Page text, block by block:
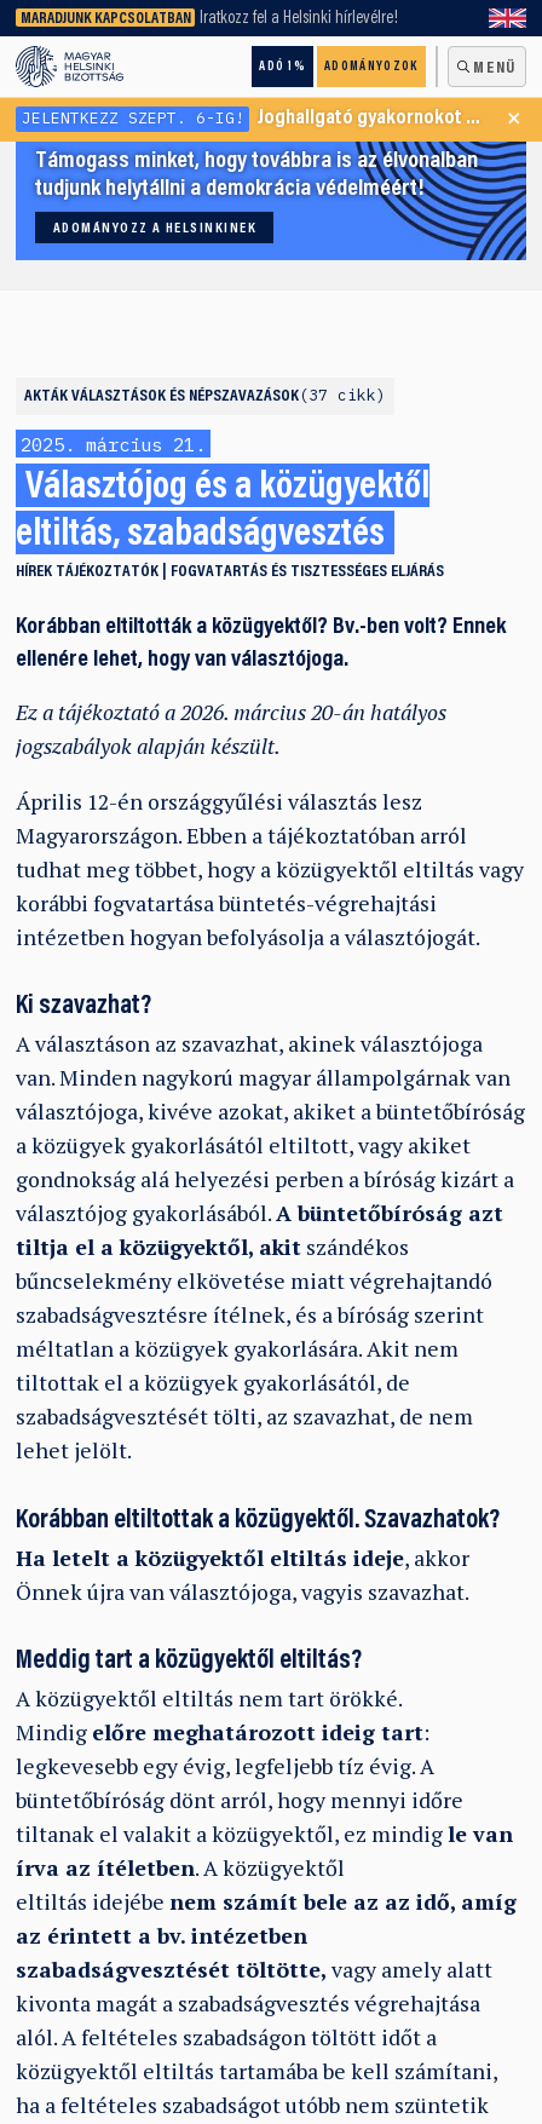
MARADJUNK KAPCSOLATBAN Iratkozz fel a Helsinki hírlevélre!
ADÓ 1% ADOMÁNYOZOK MENÜ
keresőnket!
JELENTKEZZ SZEPT. 6-IG! Joghallgató gyakornokot keresünk Menekültügyi Programunkba ×
Támogass minket, hogy továbbra is az élvonalban
tudjunk helytállni a demokrácia védelméért!
ADOMÁNYOZZ A HELSINKINEK
AKTÁK VÁLASZTÁSOK ÉS NÉPSZAVAZÁSOK 37 cikk
2025. március 21.
Választójog és a közügyektől
eltiltás, szabadságvesztés
HÍREK TÁJÉKOZTATÓK FOGVATARTÁS ÉS TISZTESSÉGES ELJÁRÁS
Korábban eltiltották a közügyektől? Bv.-ben volt? Ennek
ellenére lehet, hogy van választójoga.
Ez a tájékoztató a 2026. március 20-án hatályos
jogszabályok alapján készült.
Április 12-én országgyűlési választás lesz
Magyarországon. Ebben a tájékoztatóban arról
tudhat meg többet, hogy a közügyektől eltiltás vagy
korábbi fogvatartása büntetés-végrehajtási
intézetben hogyan befolyásolja a választójogát.
Ki szavazhat?
A választáson az szavazhat, akinek választójoga
van. Minden nagykorú magyar állampolgárnak van
választójoga, kivéve azokat, akiket a büntetőbíróság
a közügyek gyakorlásától eltiltott, vagy akiket
gondnokság alá helyezési perben a bíróság kizárt a
választójog gyakorlásából.A büntetőbíróság azt
tiltja el a közügyektől, akit szándékos
bűncselekmény elkövetése miatt végrehajtandó
szabadságvesztésre ítélnek, és a bíróság szerint
méltatlan a közügyek gyakorlására. Akit nem
tiltottak el a közügyek gyakorlásától, de
szabadságvesztését tölti, az szavazhat, de nem
lehet jelölt.
Korábban eltiltottak a közügyektől. Szavazhatok?
Ha letelt a közügyektől eltiltás ideje, akkor
Önnek újra van választójoga, vagyis szavazhat.
Meddig tart a közügyektől eltiltás?
A közügyektől eltiltás nem tart örökké.
Mindig előre meghatározott ideig tart:
legkevesebb egy évig, legfeljebb tíz évig. A
büntetőbíróság dönt arról, hogy mennyi időre
tiltanak el valakit a közügyektől, ez mindigle van
írva az ítéletben. A közügyektől
eltiltás idejébenem számít bele az az idő, amíg
az érintett a bv. intézetben
szabadságvesztését töltötte, vagy amely alatt
kivonta magát a szabadságvesztés végrehajtása
alól. A feltételes szabadságon töltött időt a
közügyektől eltiltás tartamába be kell számítani,
ha a feltételes szabadságot utóbb nem szüntetik